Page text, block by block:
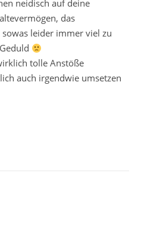
neidisch auf deine
das
leider immer viel zu
tolle Anstöße
auch irgendwie umsetzen